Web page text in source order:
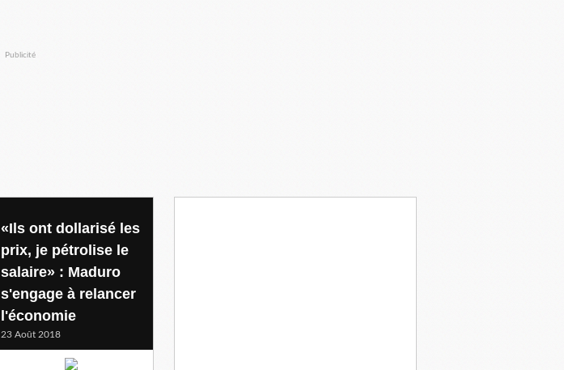
Publicité
«Ils ont dollarisé les
prix, je pétrolise le
salaire» : Maduro
s'engage à relancer
l'économie
23 Août 2018